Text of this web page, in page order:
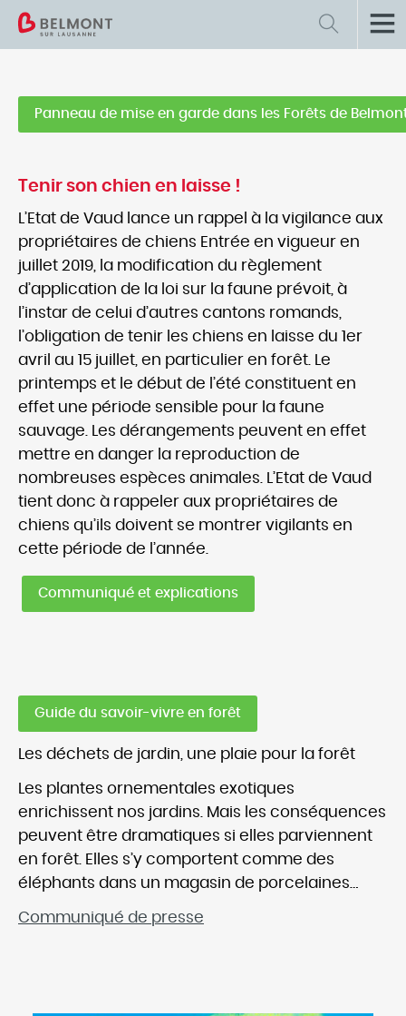
Jardin climatique
Panneau de mise en garde dans les Forêts de
Tenir son chien en laisse !
L’Etat de Vaud lance un rappel à la vigilance aux
propriétaires de chiens Entrée en vigueur en
juillet 2019, la modification du règlement
d’application de la loi sur la faune prévoit, à
l’instar de celui d’autres cantons romands,
l’obligation de tenir les chiens en laisse du 1er
avril au 15 juillet, en particulier en forêt. Le
printemps et le début de l’été constituent en
effet une période sensible pour la faune
sauvage. Les dérangements peuvent en effet
mettre en danger la reproduction de
nombreuses espèces animales. L’Etat de Vaud
tient donc à rappeler aux propriétaires de
chiens qu’ils doivent se montrer vigilants en
cette période de l’année.
Communiqué et explications
Guide du savoir-vivre en forêt
Les déchets de jardin, une plaie pour la forêt
Les plantes ornementales exotiques
enrichissent nos jardins. Mais les conséquences
peuvent être dramatiques si elles parviennent
en forêt. Elles s’y comportent comme des
éléphants dans un magasin de porcelaines
Communiqué de presse